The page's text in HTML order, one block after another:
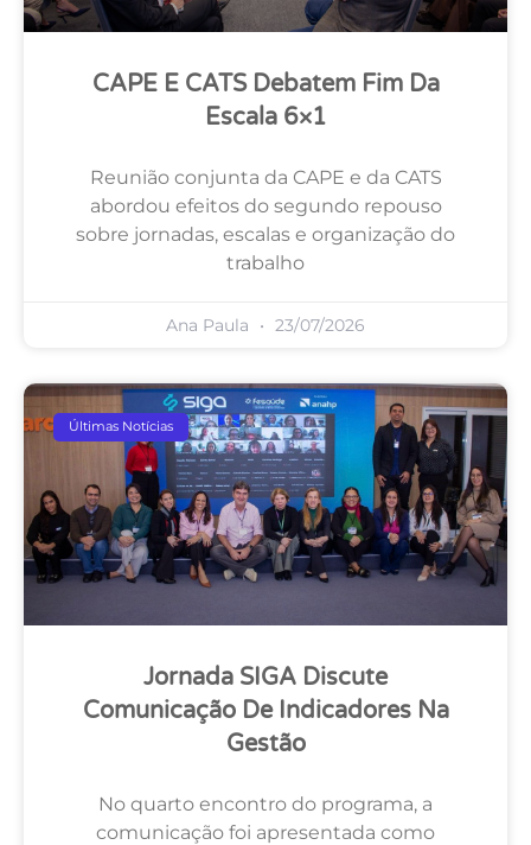
CAPE E CATS Debatem Fim Da
Escala 6×1
Reunião conjunta da CAPE e da CATS
abordou efeitos do segundo repouso
sobre jornadas, escalas e organização do
trabalho
Ana Paula 23/07/2026
Últimas Notícias
Jornada SIGA Discute
Comunicação De Indicadores Na
Gestão
No quarto encontro do programa, a
comunicação foi apresentada como